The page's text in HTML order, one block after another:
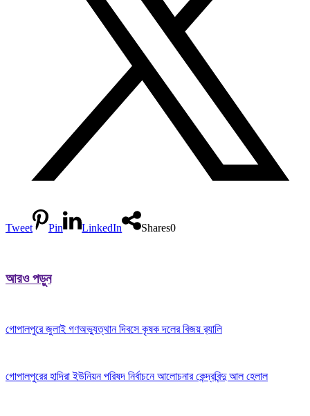
Tweet Pin LinkedIn Shares0
আরও পড়ুন
গোপালপুরে জুলাই গণঅভ্যুত্থান দিবসে কৃষক দলের বিজয় র‍্যালি
গোপালপুরের হাদিরা ইউনিয়ন পরিষদ নির্বাচনে আলোচনার কেন্দ্রবিন্দু আল হেলাল